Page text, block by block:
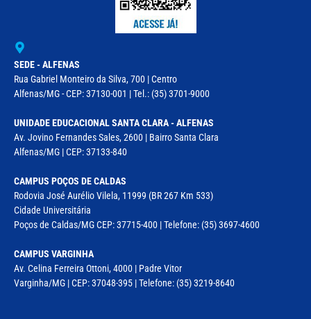
SEDE - ALFENAS
Rua Gabriel Monteiro da Silva, 700 | Centro
Alfenas/MG - CEP: 37130-001 | Tel.: (35) 3701-9000
UNIDADE EDUCACIONAL SANTA CLARA - ALFENAS
Av. Jovino Fernandes Sales, 2600 | Bairro Santa Clara
Alfenas/MG | CEP: 37133-840
CAMPUS POÇOS DE CALDAS
Rodovia José Aurélio Vilela, 11999 (BR 267 Km 533)
Cidade Universitária
Poços de Caldas/MG CEP: 37715-400 | Telefone: (35) 3697-4600
CAMPUS VARGINHA
Av. Celina Ferreira Ottoni, 4000 | Padre Vitor
Varginha/MG | CEP: 37048-395 | Telefone: (35) 3219-8640